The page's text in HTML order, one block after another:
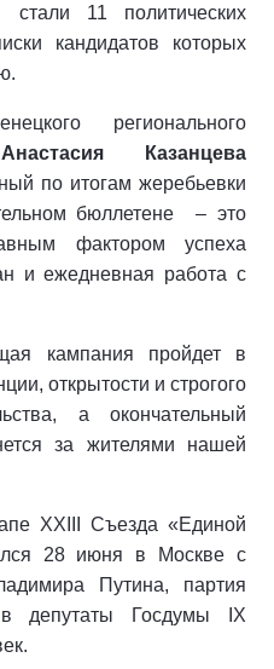
стали 11 политических
кандидатов которых
регионального
Анастасия Казанцева
по итогам жеребьевки
бюллетене
– это
фактором успеха
и ежедневная работа с
кампания пройдет в
открытости и строгого
а окончательный
за жителями нашей
XXIII Съезда «Единой
28 июня в Москве с
Путина, партия
депутаты Госдумы IX